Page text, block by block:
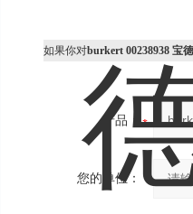
如果你对burkert 00238938 宝
产品：
您的单位：